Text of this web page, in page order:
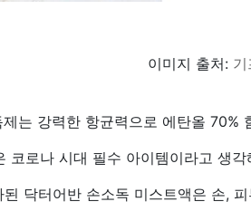
이미지 출처:
제는 강력한 항균력으로 에탄올 70%
코로나 시대 필수 아이템이라고 생
된 닥터어반 손소독 미스트액은 손,